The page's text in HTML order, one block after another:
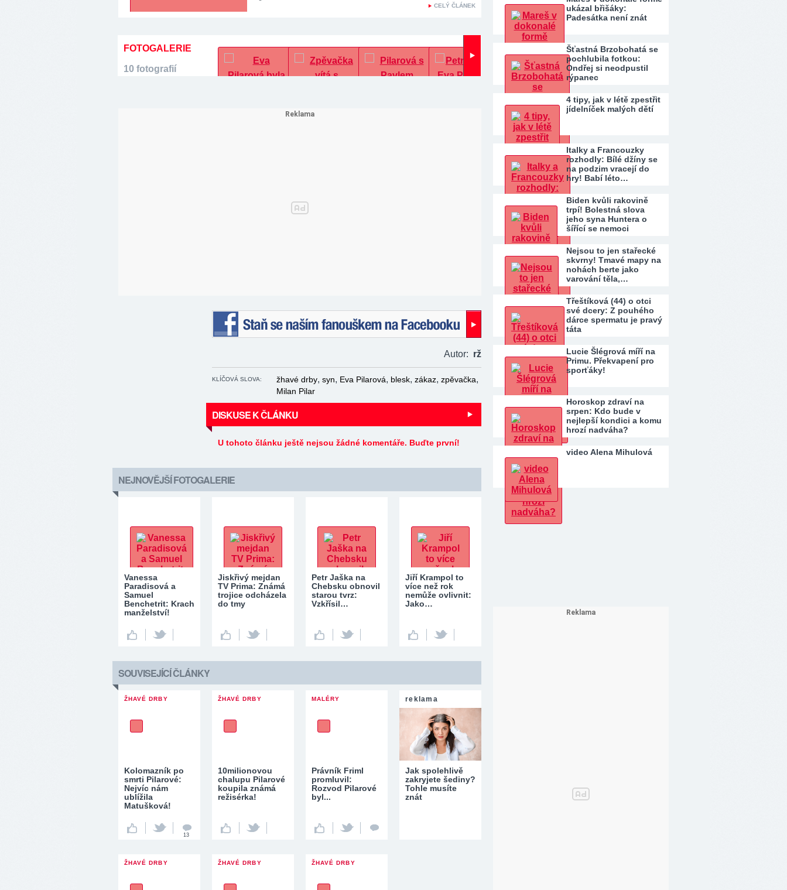
CELÝ ČLÁNEK
FOTOGALERIE
10 fotografií
Autor: rž
KLÍČOVÁ SLOVA: žhavé drby, syn, Eva Pilarová, blesk, zákaz, zpěvačka,
Milan Pilar
DISKUSE K ČLÁNKU
U tohoto článku ještě nejsou žádné komentáře. Buďte první!
NEJNOVĚJŠÍ FOTOGALERIE
Vanessa
Paradisová a
Samuel
Benchetrit: Krach
manželství!
Jiskřivý mejdan
TV Prima: Známá
trojice odcházela
do tmy
Petr Jaška na
Chebsku obnovil
starou tvrz:
Vzkřísil…
Jiří Krampol to
více než rok
nemůže ovlivnit:
Jako…
SOUVISEJÍCÍ ČLÁNKY
ŽHAVÉ DRBY
Kolomazník po
smrti Pilarové:
Nejvíc nám
ublížila
Matušková!
13
ŽHAVÉ DRBY
10milionovou
chalupu Pilarové
koupila známá
režisérka!
MALÉRY
Právník Friml
promluvil:
Rozvod Pilarové
byl...
reklama
Jak spolehlivě
zakryjete šediny?
Tohle musíte
znát
ŽHAVÉ DRBY ŽHAVÉ DRBY ŽHAVÉ DRBY
ukázal břišáky:
Padesátka není znát
Šťastná Brzobohatá se
pochlubila fotkou:
Ondřej si neodpustil
rýpanec
4 tipy, jak v létě zpestřit
jídelníček malých dětí
Italky a Francouzky
rozhodly: Bílé džíny se
na podzim vracejí do
hry! Babí léto…
Biden kvůli rakovině
trpí! Bolestná slova
jeho syna Huntera o
šířící se nemoci
Nejsou to jen stařecké
skvrny! Tmavé mapy na
nohách berte jako
varování těla,…
Třeštíková (44) o otci
své dcery: Z pouhého
dárce spermatu je pravý
táta
Lucie Šlégrová míří na
Primu. Překvapení pro
sporťáky!
Horoskop zdraví na
srpen: Kdo bude v
nejlepší kondici a komu
hrozí nadváha?
video Alena Mihulová